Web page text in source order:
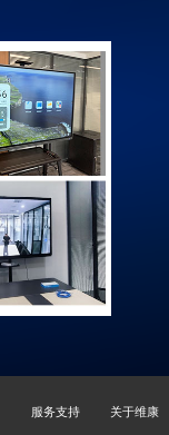
服务支持 关于维康